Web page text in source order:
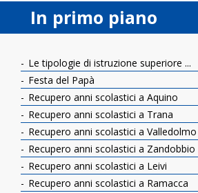
In primo piano
Le tipologie di istruzione superiore ...
Festa del Papà
Recupero anni scolastici a Aquino
Recupero anni scolastici a Trana
Recupero anni scolastici a Valledolmo
Recupero anni scolastici a Zandobbio
Recupero anni scolastici a Leivi
Recupero anni scolastici a Ramacca